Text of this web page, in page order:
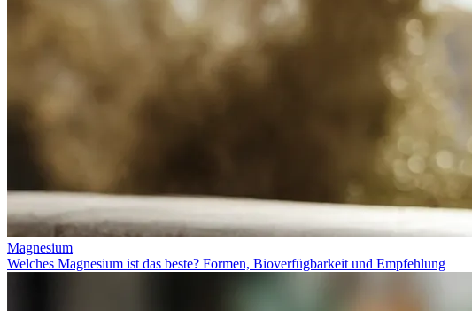
Magnesium
Welches Magnesium ist das beste? Formen, Bioverfügbarkeit und Empfehlung